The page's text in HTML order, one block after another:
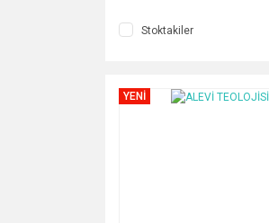
Stoktakiler
YENİ